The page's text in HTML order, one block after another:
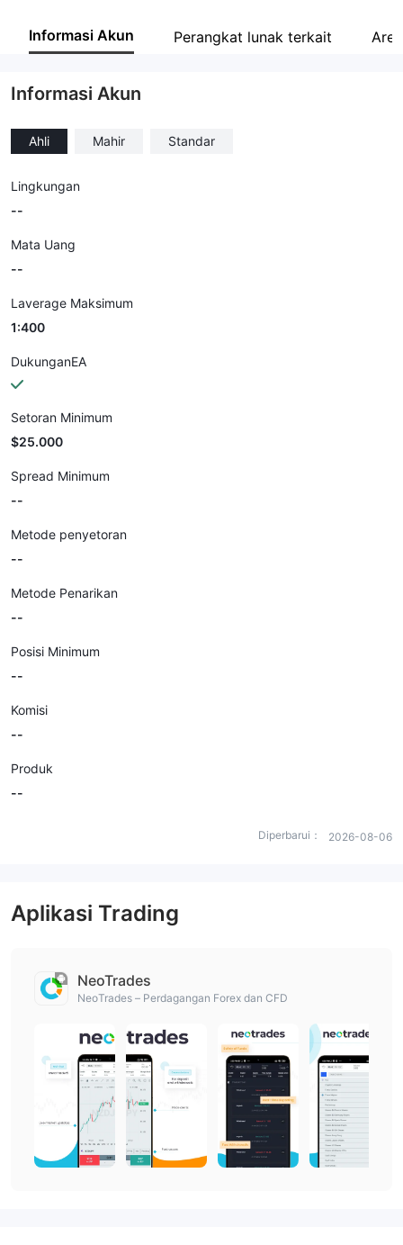
Karyawan perusahaan
Informasi Akun Perangkat lunak terkait
Informasi Akun
Ahli Mahir Standar
Lingkungan
--
Mata Uang
--
Laverage Maksimum
1:400
DukunganEA
Setoran Minimum
$25.000
Spread Minimum
--
Metode penyetoran
--
Metode Penarikan
--
Posisi Minimum
--
Komisi
--
Produk
--
Diperbarui： 2026-08-06
Aplikasi Trading
NeoTrades
NeoTrades – Perdagangan Forex dan CFD